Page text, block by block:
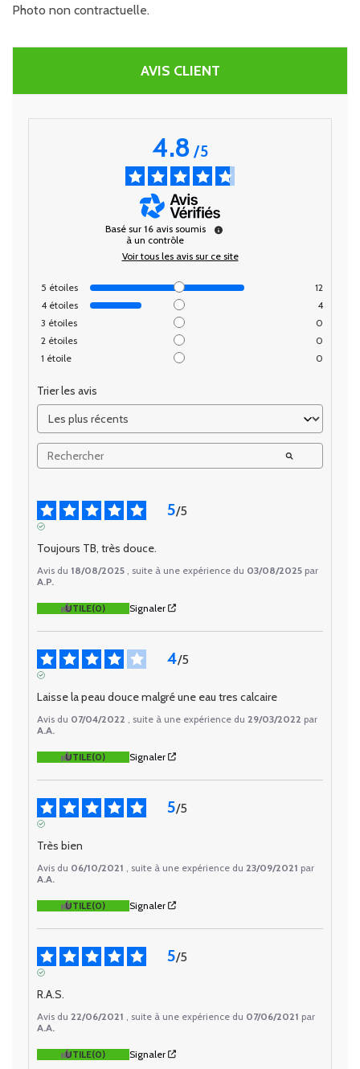
Photo non contractuelle.
AVIS CLIENT
4.8/5
Basé sur 16 avis soumis
à un contrôle
Voir tous les avis sur ce site
5 étoiles
12
4 étoiles
4
3 étoiles
0
2 étoiles
0
1 étoile 0
Trier les avis
5/5
Toujours TB, très douce.
Avis du 18/08/2025 , suite à une expérience du 03/08/2025 par
A.P.
UTILE(0) Signaler
4/5
Laisse la peau douce malgré une eau tres calcaire
Avis du 07/04/2022 , suite à une expérience du 29/03/2022 par
A.A.
UTILE(0) Signaler
5/5
Très bien
Avis du 06/10/2021 , suite à une expérience du 23/09/2021 par
A.A.
UTILE(0) Signaler
5/5
R.A.S.
Avis du 22/06/2021 , suite à une expérience du 07/06/2021 par
A.A.
UTILE(0) Signaler